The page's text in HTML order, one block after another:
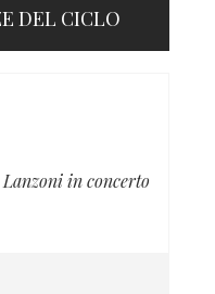
DEL CICLO
Lanzoni in concerto